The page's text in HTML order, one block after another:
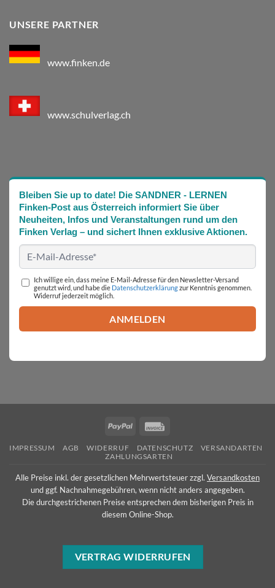
UNSERE PARTNER
www.finken.de
www.schulverlag.ch
Bleiben Sie up to date! Die SANDNER - LERNEN
Finken-Post aus Österreich informiert Sie über
Neuheiten, Infos und Veranstaltungen rund um den
Finken Verlag – und sichert Ihnen exklusive Aktionen.
Ich willige ein, dass meine E-Mail-Adresse für den Newsletter-Versand
genutzt wird, und habe die Datenschutzerklärungzur Kenntnis genommen.
Widerruf jederzeit möglich.
PayPal
IMPRESSUM AGB WIDERRUF DATENSCHUTZ
VERSANDARTEN
ZAHLUNGSARTEN
Alle Preise inkl. der gesetzlichen Mehrwertsteuer zzgl. Versandkosten
und ggf. Nachnahmegebühren, wenn nicht anders angegeben.
Die durchgestrichenen Preise entsprechen dem bisherigen Preis in
diesem Online-Shop.
VERTRAG WIDERRUFEN